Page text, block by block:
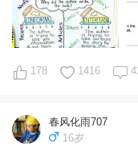
178 1416
春风化雨707
16岁